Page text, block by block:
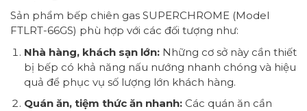
Sản phẩm bếp chiên gas SUPERCHROME (Model
FTLRT-66GS) phù hợp với các đối tượng như:
Nhà hàng, khách sạn lớn:Những cơ sở này cần thiết
bị bếp có khả năng nấu nướng nhanh chóng và hiệu
quả để phục vụ số lượng lớn khách hàng.
Quán ăn, tiệm thức ăn nhanh:Các quán ăn cần